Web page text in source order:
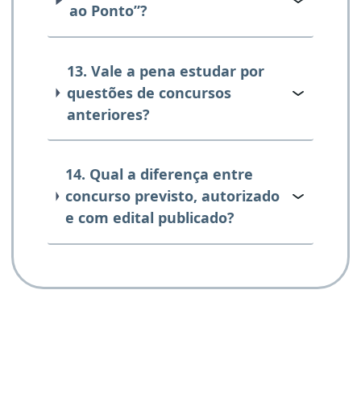
ao Ponto”?
13. Vale a pena estudar por
questões de concursos
anteriores?
14. Qual a diferença entre
concurso previsto, autorizado
e com edital publicado?